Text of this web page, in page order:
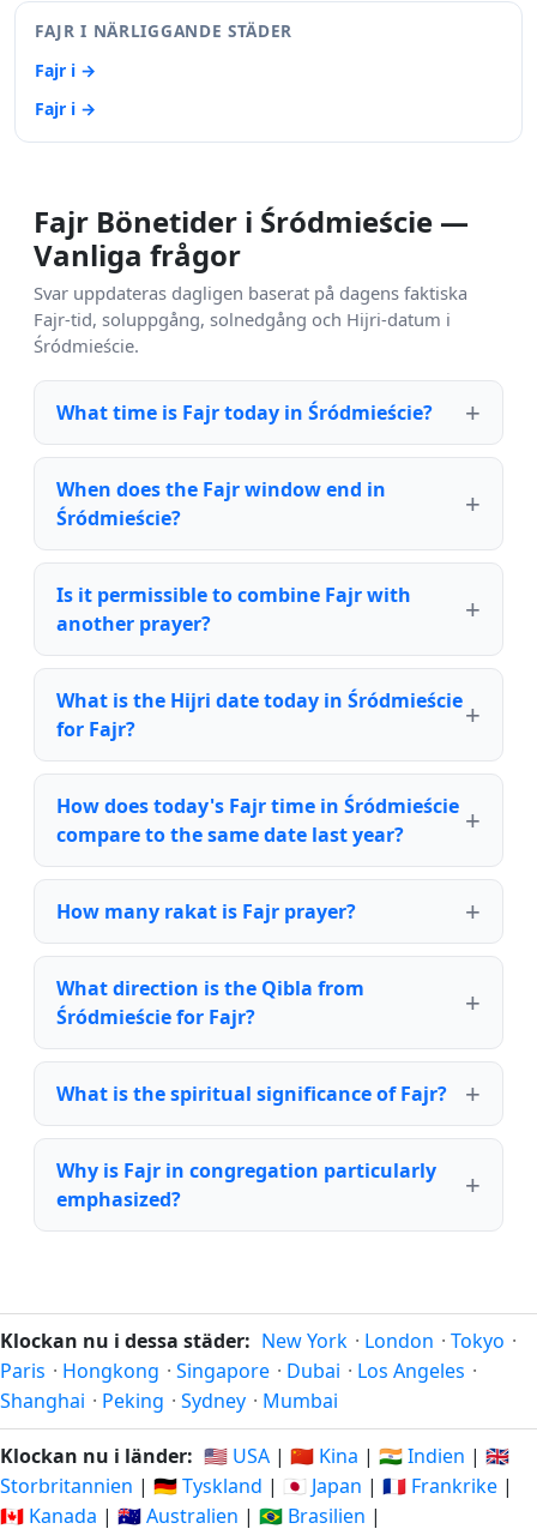
FAJR I NÄRLIGGANDE STÄDER
Fajr i →
Fajr i →
Fajr Bönetider i Śródmieście —
Vanliga frågor
Svar uppdateras dagligen baserat på dagens faktiska
Fajr-tid, soluppgång, solnedgång och Hijri-datum i
Śródmieście.
What time is Fajr today in Śródmieście?
When does the Fajr window end in
Śródmieście?
Is it permissible to combine Fajr with
another prayer?
What is the Hijri date today in Śródmieście
for Fajr?
How does today's Fajr time in Śródmieście
compare to the same date last year?
How many rakat is Fajr prayer?
What direction is the Qibla from
Śródmieście for Fajr?
What is the spiritual significance of Fajr?
Why is Fajr in congregation particularly
emphasized?
Klockan nu i dessa städer: New York · London · Tokyo ·
Paris · Hongkong · Singapore · Dubai · Los Angeles ·
Shanghai · Peking · Sydney · Mumbai
Klockan nu i länder: 🇺🇸 USA | 🇨🇳 Kina | 🇮🇳 Indien | 🇬🇧
Storbritannien | 🇩🇪 Tyskland | 🇯🇵 Japan | 🇫🇷 Frankrike |
🇨🇦 Kanada | 🇦🇺 Australien | 🇧🇷 Brasilien |